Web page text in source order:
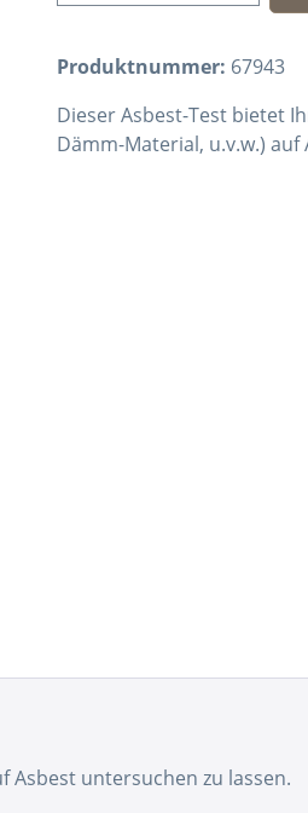
Produktnummer: 67943
Dieser Asbest-Test bietet
Dämm-Material, u.v.w.)
Asbest untersuchen zu lassen.